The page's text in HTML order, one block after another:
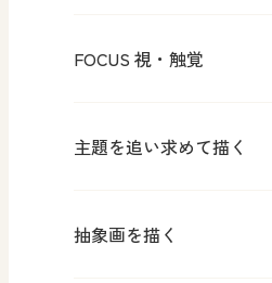
FOCUS 視・触覚
主題を追い求めて描く
抽象画を描く